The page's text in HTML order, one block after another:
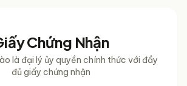
Chứng Nhận
là đại lý ủy quyền chính thức với đầy
đủ giấy chứng nhận